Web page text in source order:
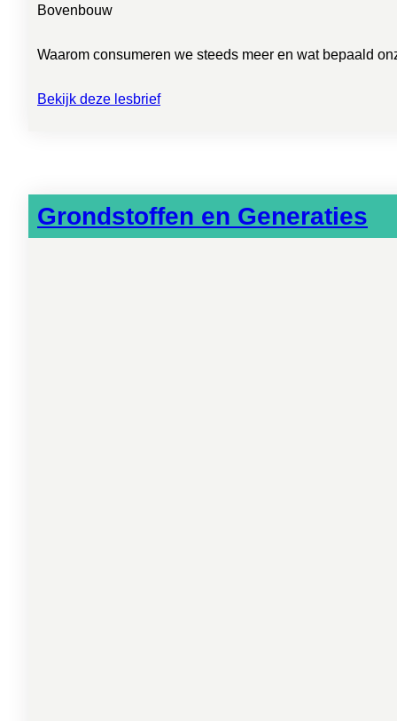
Bovenbouw
Waarom consumeren we steeds meer en wat bepaald
Bekijk deze lesbrief
Grondstoffen en Generaties